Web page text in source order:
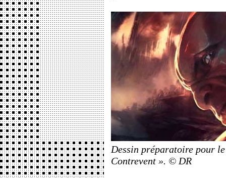
Dessin préparatoire pour
Contrevent ». © DR